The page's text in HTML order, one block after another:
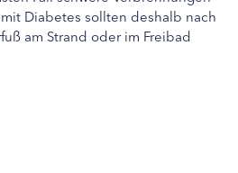
Diabetes sollten deshalb nach
am Strand oder im Freibad